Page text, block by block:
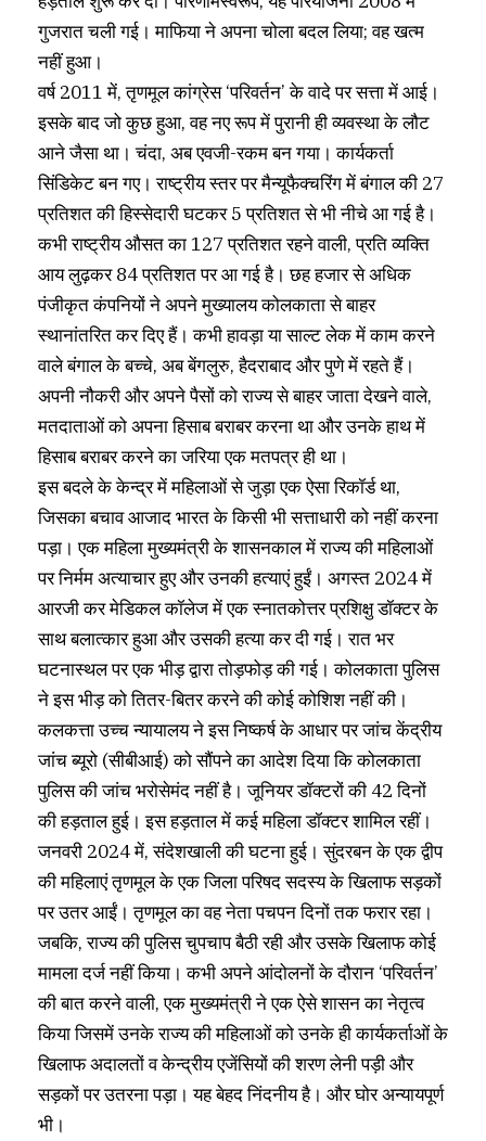
गुजरात चली गई। माफिया ने अपना चोला बदल लिया; वह खत्म
नहीं हुआ।
वर्ष 2011 में, तृणमूल कांग्रेस ‘परिवर्तन’ के वादे पर सत्ता में आई।
इसके बाद जो कुछ हुआ, वह नए रूप में पुरानी ही व्यवस्था के लौट
आने जैसा था। चंदा, अब एवजी-रकम बन गया। कार्यकर्ता
सिंडिकेट बन गए। राष्ट्रीय स्तर पर मैन्यूफैक्चरिंग में बंगाल की 27
प्रतिशत की हिस्सेदारी घटकर 5 प्रतिशत से भी नीचे आ गई है।
कभी राष्ट्रीय औसत का 127 प्रतिशत रहने वाली, प्रति व्यक्ति
आय लुढ़कर 84 प्रतिशत पर आ गई है। छह हजार से अधिक
पंजीकृत कंपनियों ने अपने मुख्यालय कोलकाता से बाहर
स्थानांतरित कर दिए हैं। कभी हावड़ा या साल्ट लेक में काम करने
वाले बंगाल के बच्चे, अब बेंगलुरु, हैदराबाद और पुणे में रहते हैं।
अपनी नौकरी और अपने पैसों को राज्य से बाहर जाता देखने वाले,
मतदाताओं को अपना हिसाब बराबर करना था और उनके हाथ में
हिसाब बराबर करने का जरिया एक मतपत्र ही था।
इस बदले के केन्द्र में महिलाओं से जुड़ा एक ऐसा रिकॉर्ड था,
जिसका बचाव आजाद भारत के किसी भी सत्ताधारी को नहीं करना
पड़ा। एक महिला मुख्यमंत्री के शासनकाल में राज्य की महिलाओं
पर निर्मम अत्याचार हुए और उनकी हत्याएं हुईं। अगस्त 2024 में
आरजी कर मेडिकल कॉलेज में एक स्नातकोत्तर प्रशिक्षु डॉक्टर के
साथ बलात्कार हुआ और उसकी हत्या कर दी गई। रात भर
घटनास्थल पर एक भीड़ द्वारा तोड़फोड़ की गई। कोलकाता पुलिस
ने इस भीड़ को तितर-बितर करने की कोई कोशिश नहीं की।
कलकत्ता उच्च न्यायालय ने इस निष्कर्ष के आधार पर जांच केंद्रीय
जांच ब्यूरो (सीबीआई) को सौंपने का आदेश दिया कि कोलकाता
पुलिस की जांच भरोसेमंद नहीं है। जूनियर डॉक्टरों की 42 दिनों
की हड़ताल हुई। इस हड़ताल में कई महिला डॉक्टर शामिल रहीं।
जनवरी 2024 में, संदेशखाली की घटना हुई। सुंदरबन के एक द्वीप
की महिलाएं तृणमूल के एक जिला परिषद सदस्य के खिलाफ सड़कों
पर उतर आईं। तृणमूल का वह नेता पचपन दिनों तक फरार रहा।
जबकि, राज्य की पुलिस चुपचाप बैठी रही और उसके खिलाफ कोई
मामला दर्ज नहीं किया। कभी अपने आंदोलनों के दौरान ‘परिवर्तन’
की बात करने वाली, एक मुख्यमंत्री ने एक ऐसे शासन का नेतृत्व
किया जिसमें उनके राज्य की महिलाओं को उनके ही कार्यकर्ताओं के
खिलाफ अदालतों व केन्द्रीय एजेंसियों की शरण लेनी पड़ी और
सड़कों पर उतरना पड़ा। यह बेहद निंदनीय है। और घोर अन्यायपूर्ण
भी।